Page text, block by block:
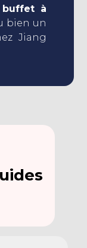
buffet à
bien un
Jiang